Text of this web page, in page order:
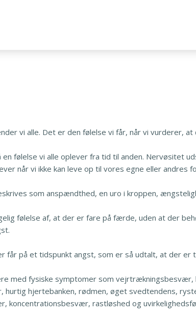
vi alle. Det er den følelse vi får, når vi vurderer,
følelse vi alle oplever fra tid til anden. Nervøsitet
når vi ikke kan leve op til vores egne eller andres
som anspændthed, en uro i kroppen,
følelse af, at der er fare på færde, uden at der
får på et tidspunkt angst, som er så udtalt, at der er
med fysiske symptomer som vejrtrækningsbesvær,
hurtig hjertebanken, rødmen, øget svedtendens,
koncentrationsbesvær, rastløshed og